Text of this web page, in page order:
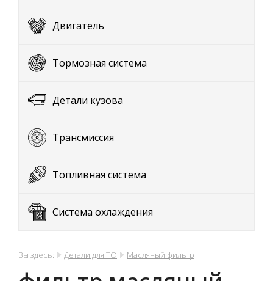
Двигатель
Тормозная система
Детали кузова
Трансмиссия
Топливная система
Система охлаждения
Вы здесь: Детали для ТО Масляный фильтр